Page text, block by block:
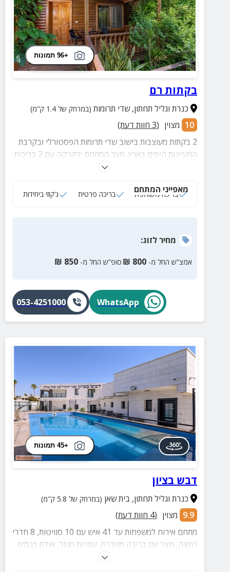
+96 תמונות
בקתות רם
כנרת וגליל תחתון,שדי תרומות (במרחק של 1.4 ק"מ)
10 מצוין (
3 חוות דעת)
2 בקתות מעוצבות בישוב שדי תרומות הפסטורלי ובקרבת
המעיינות היפים בארץ. חצר המתחם ירקרקה עם 2 בריכות
מרעננות ובכל בקתה תמצאו ג'קוזי זרמים מפנק ואבזור
מאפייני המתחם
בריכה משותפת בריכה פרטית ג‘קוזי ביחידות
מחירלזוג:
אמצ”ש החל מ- 800
₪ סופ”ש החל מ- 850
₪
WhatsApp
053-4251000
+45 תמונות
דבש בציון
כנרת וגליל תחתון, בית שאן (במרחק של 5.8 ק"מ)
9.9 מצוין (
4 חוות דעת)
מתחם אירוח למשפחות עד 41 איש עם 10 סוויטות, 8 חדרי
רחצה, חצר עם בריכה מגודרת, עמדות מנגל, אולם כנסים